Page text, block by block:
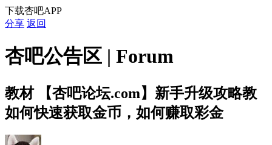
下载杏吧APP
分享 返回
杏吧公告区 | Forum
教材
【杏吧论坛.com】新手升级攻略教
如何快速获取金币，如何赚取彩金